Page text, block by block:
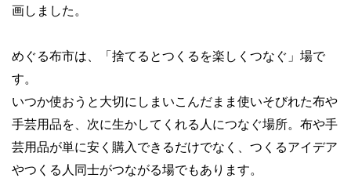
画しました。
めぐる布市は、「捨てるとつくるを楽しくつなぐ」場で
す。
いつか使おうと大切にしまいこんだまま使いそびれた布や
手芸用品を、次に生かしてくれる人につなぐ場所。布や手
芸用品が単に安く購入できるだけでなく、つくるアイデア
やつくる人同士がつながる場でもあります。